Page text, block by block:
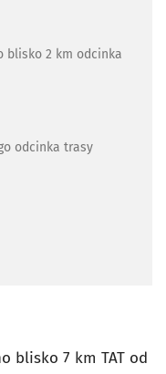
blisko 2 km odcinka
odcinka trasy
blisko 7 km TAT od